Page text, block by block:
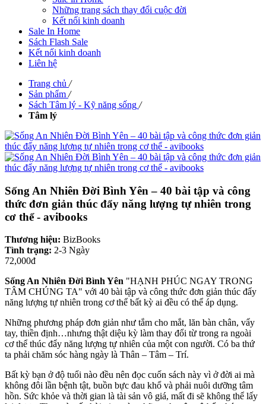
Những trang sách thay đổi cuộc đời
Kết nối kinh doanh
Sale In Home
Sách Flash Sale
Kết nối kinh doanh
Liên hệ
Trang chủ /
Sản phẩm /
Sách Tâm lý - Kỹ năng sống /
Tâm lý
Sống An Nhiên Đời Bình Yên – 40 bài tập và công
thức đơn giản thúc đẩy năng lượng tự nhiên trong
cơ thể - avibooks
Thương hiệu: BizBooks
Tình trạng: 2-3 Ngày
72,000đ
Sống An Nhiên Đời Bình Yên "HẠNH PHÚC NGAY TRONG
TÂM CHÚNG TA" với 40 bài tập và công thức đơn giản thúc đẩy
năng lượng tự nhiên trong cơ thể bất kỳ ai đều có thể áp dụng.
Những phương pháp đơn giản như tắm cho mắt, lăn bàn chân, vẩy
tay, thiền định…nhưng thật diệu kỳ làm thay đổi từ trong ra ngoài
cơ thể thúc đẩy năng lượng tự nhiên của một con người. Có ba thứ
ta phải chăm sóc hàng ngày là Thân – Tâm – Trí.
Bất kỳ bạn ở độ tuổi nào đều nên đọc cuốn sách này vì ở đời ai mà
không đôi lần bệnh tật, buồn bực đau khổ và phải nuôi dưỡng tâm
hồn. Sức khỏe và thời gian là tài sản vô giá, mất đi sẽ không thể lấy